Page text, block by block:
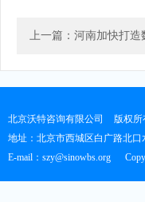
上一篇：河南加快打造
北京沃特咨询有限公司 版权所
地址：北京市西城区白广
E-mail：szy@sinowbs.org